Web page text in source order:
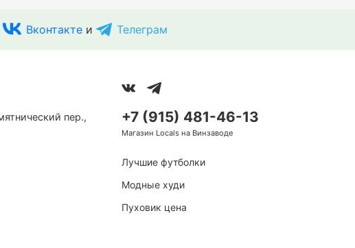
Вконтакте и Телеграм
пер.,
+7 (915) 481-46-13
Магазин Locals на Винзаводе
Лучшие футболки
Модные худи
Пуховик цена